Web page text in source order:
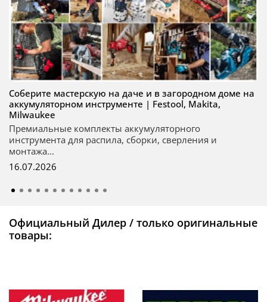
Соберите мастерскую на даче и в загородном доме на
аккумуляторном инструменте | Festool, Makita,
Milwaukee
Премиальные комплекты аккумуляторного
инструмента для распила, сборки, сверления и
монтажа...
16.07.2026
Официальный Дилер / только оригинальные
товары: